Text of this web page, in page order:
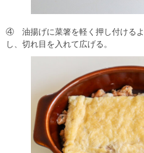
④ 油揚げに菜箸を軽く押し付ける
し、切れ目を入れて広げる。